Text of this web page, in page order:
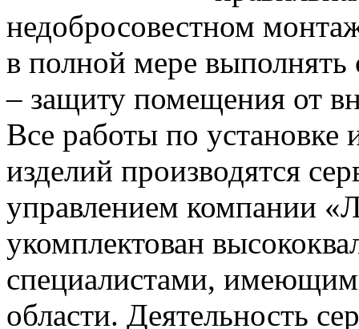
недобросовестном
в полной мере выполнять
– защиту помещения от
Все работы по
изделий производятся
управлением компании
укомплектован
специалистами,
области. Деятельность